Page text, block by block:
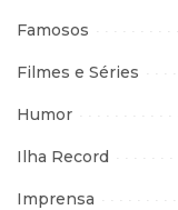
Famosos
Filmes e Séries
Humor
Ilha Record
Imprensa